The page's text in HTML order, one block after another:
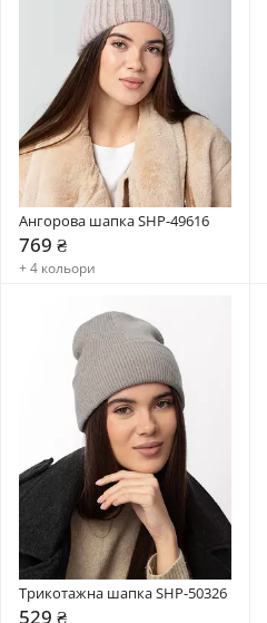
Ангорова шапка SHP-49616
769 ₴
+ 4 кольори
Трикотажна шапка SHP-50326
529 ₴